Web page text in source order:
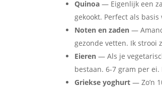
Quinoa — Eigenlijk een
gekookt. Perfect als basis
Noten en zaden —
gezonde vetten. Ik strooi
Eieren — Als je
bestaan. 6-7 gram per
Griekse yoghurt — Zo’n